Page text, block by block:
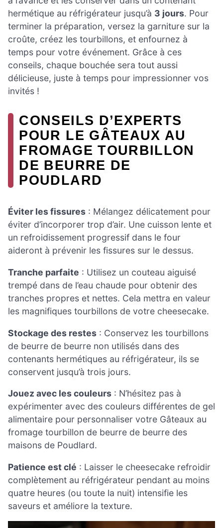
hermétique au réfrigérateur jusqu’à 3 jours. Pour
terminer la préparation, versez la garniture sur la
croûte, créez les tourbillons, et enfournez à
temps pour votre événement. Grâce à ces
conseils, chaque bouchée sera tout aussi
délicieuse, juste à temps pour impressionner vos
invités !
CONSEILS D’EXPERTS
POUR LE GÂTEAUX AU
FROMAGE TOURBILLON
DE BEURRE DE
POUDLARD
Éviter les fissures : Mélangez délicatement pour
éviter d’incorporer trop d’air. Une cuisson lente et
un refroidissement progressif dans le four
aideront à prévenir les fissures sur le dessus.
Tranche parfaite : Utilisez un couteau aiguisé
trempé dans de l’eau chaude pour obtenir des
tranches propres et nettes. Cela mettra en valeur
les magnifiques tourbillons de votre cheesecake.
Stockage des restes : Conservez les tourbillons
de beurre de beurre non utilisés dans des
contenants hermétiques au réfrigérateur, ils se
conservent jusqu’à trois jours.
Jouez avec les couleurs : N’hésitez pas à
expérimenter avec des couleurs différentes de gel
alimentaire pour personnaliser votre Gâteaux au
fromage tourbillon de beurre de beurre des
maisons de Poudlard.
Patience est clé : Laisser le cheesecake refroidir
complètement au réfrigérateur pendant au moins
quatre heures (ou toute la nuit) intensifie les
saveurs et améliore la texture.